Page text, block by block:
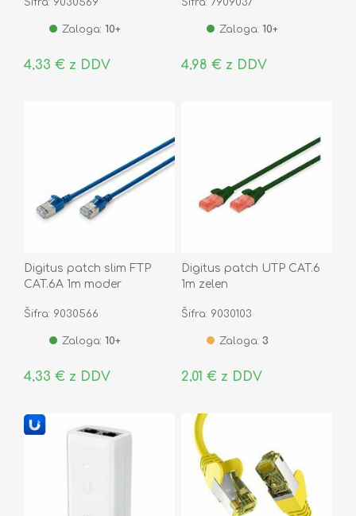
Šifra: 9030569
Zaloga: 10+
4,33 € z DDV
Šifra: 7909037
Zaloga: 10+
4,98 € z DDV
Digitus patch slim FTP
CAT.6A 1m moder
Šifra: 9030566
Zaloga: 10+
4,33 € z DDV
Digitus patch UTP CAT.6
1m zelen
Šifra: 9030103
Zaloga: 3
2,01 € z DDV